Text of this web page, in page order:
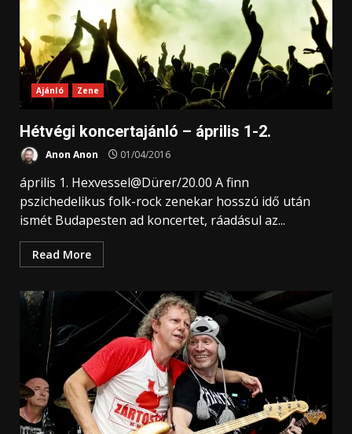
Ajánló Zene
Hétvégi koncertajánló – április 1-2.
Anon Anon 01/04/2016
április 1. Hexvessel@Dürer/20.00 A finn
pszichedelikus folk-rock zenekar hosszú idő után
ismét Budapesten ad koncertet, ráadásul az...
Read More